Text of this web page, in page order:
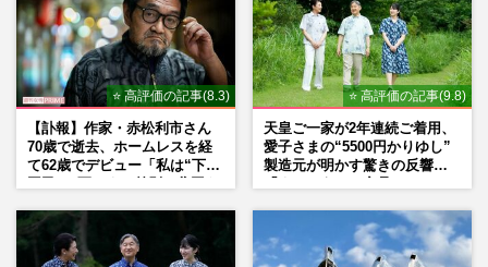
⭐ 高評価の記事(8.3)
【訃報】作家・赤松利市さん
70歳で逝去、ホームレスを経
て62歳でデビュー「私は“下級
⭐ 高評価の記事(9.8)
天皇ご一家が2年連続ご着用、
愛子さまの“5500円かりゆし”
製造元が明かす驚きの反響